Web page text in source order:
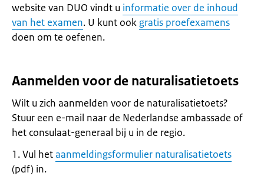
website van DUO vindt u informatie over de inhoud
van het examen. U kunt ook gratis proefexamens
doen om te oefenen.
Aanmelden voor de naturalisatietoets
Wilt u zich aanmelden voor de naturalisatietoets?
Stuur een e-mail naar de Nederlandse ambassade of
het consulaat-generaal bij u in de regio.
1. Vul hetaanmeldingsformulier naturalisatietoets
(pdf) in.